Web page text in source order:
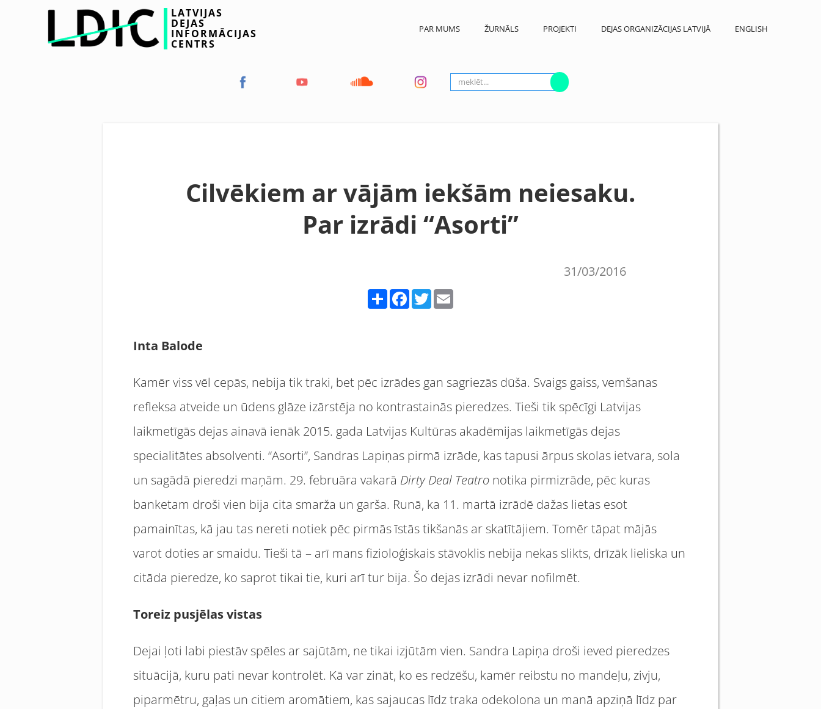
LATVIJAS
DEJAS
INFORMĀCIJAS
CENTRS
PAR MUMS ŽURNĀLS PROJEKTI DEJAS ORGANIZĀCIJAS LATVIJĀ ENGLISH
Cilvēkiem ar vājām iekšām neiesaku.
Par izrādi “Asorti”
31/03/2016
Share FacebookTwitter
Inta Balode
Kamēr viss vēl cepās, nebija tik traki, bet pēc izrādes gan sagriezās dūša. Svaigs gaiss, vemšanas
refleksa atveide un ūdens glāze izārstēja no kontrastainās pieredzes. Tieši tik spēcīgi Latvijas
laikmetīgās dejas ainavā ienāk 2015. gada Latvijas Kultūras akadēmijas laikmetīgās dejas
specialitātes absolventi. “Asorti”, Sandras Lapiņas pirmā izrāde, kas tapusi ārpus skolas ietvara, sola
un sagādā pieredzi maņām. 29. februāra vakarā Dirty Deal Teatro notika pirmizrāde, pēc kuras
banketam droši vien bija cita smarža un garša. Runā, ka 11. martā izrādē dažas lietas esot
pamainītas, kā jau tas nereti notiek pēc pirmās īstās tikšanās ar skatītājiem. Tomēr tāpat mājās
varot doties ar smaidu. Tieši tā – arī mans fizioloģiskais stāvoklis nebija nekas slikts, drīzāk lieliska un
citāda pieredze, ko saprot tikai tie, kuri arī tur bija. Šo dejas izrādi nevar nofilmēt.
Toreiz pusjēlas vistas
Dejai ļoti labi piestāv spēles ar sajūtām, ne tikai izjūtām vien. Sandra Lapiņa droši ieved pieredzes
situācijā, kuru pati nevar kontrolēt. Kā var zināt, ko es redzēšu, kamēr reibstu no mandeļu, zivju,
piparmētru, gaļas un citiem aromātiem, kas sajaucas līdz traka odekolona un manā apziņā līdz par